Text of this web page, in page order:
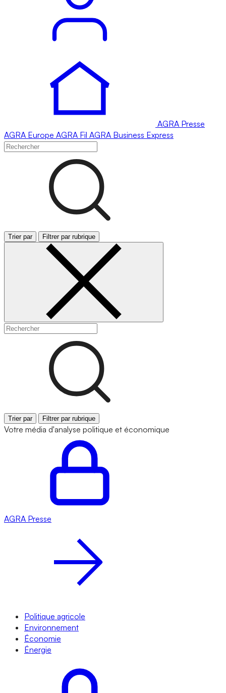
AGRA Presse
AGRA Europe AGRA Fil AGRA Business Express
Trier par Filtrer par rubrique
Trier par Filtrer par rubrique
Votre média d'analyse politique et économique
AGRA Presse
Politique agricole
Environnement
Économie
Énergie